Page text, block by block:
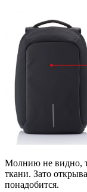
Молнию не видно,
ткани. Зато
понадобится.